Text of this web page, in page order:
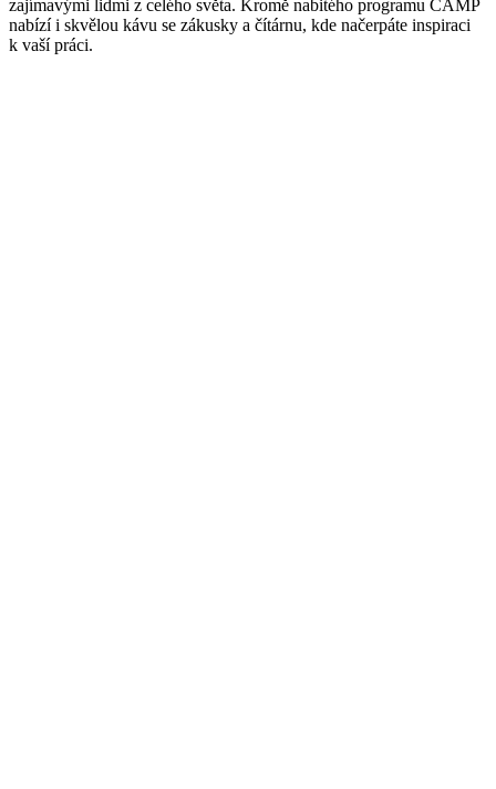
zajímavými lidmi z celého světa. Kromě nabitého programu CAMP
nabízí i skvělou kávu se zákusky a čítárnu, kde načerpáte inspiraci
k vaší práci.